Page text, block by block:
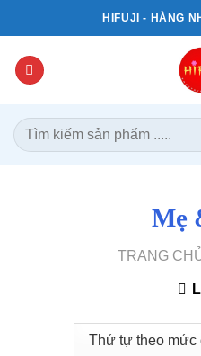
qua
dung
HIFUJI - HÀNG
Tìm
kiếm:
Mẹ
TRANG